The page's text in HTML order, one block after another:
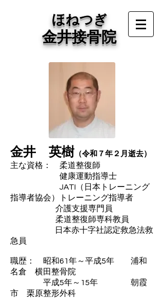
ほねつぎ
金井接骨院
金井 英樹 （令和７年２月逝去）
主な資格： 柔道整復師
健康運動指導士
JATI（日本トレーニング
指導者協会）トレーニング指導者
介護支援専門員
柔道整復師専科教員
日本赤十字社認定救急法救
急員
職歴： 昭和61年～平成5年 浦和
名倉 横田整骨院
平成5年～15年 朝霞
市 栗原整形外科